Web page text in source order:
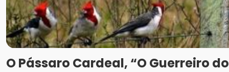
O Pássaro Cardeal, “O Guerreiro